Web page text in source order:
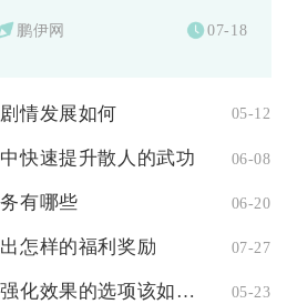
鹏伊网 07-18
情发展如何 05-12
快速提升散人的武功 06-08
有哪些 06-20
怎样的福利奖励 07-27
有关第七史诗黛莉娅强化效果的选项该如何抉择 05-23